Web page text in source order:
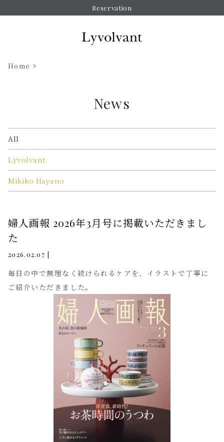
Reservation
Home >
News
All
Lyvolvant
Mikiko Hayano
婦人画報 2026年3月号に掲載いただきまし
た
2026.02.07 |
毎日の中で無理なく続けられるケアを、イラストで丁寧に
ご紹介いただきました。